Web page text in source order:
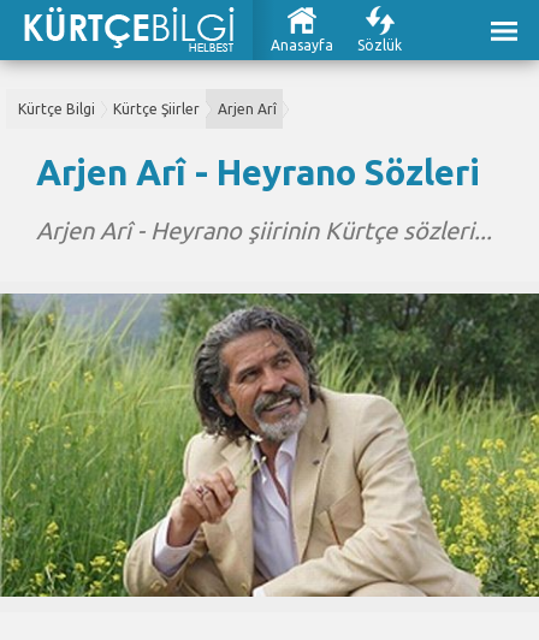
Anasayfa Sözlük
Kürtçe Bilgi Kürtçe Şiirler Arjen Arî
Arjen Arî - Heyrano Sözleri
Arjen Arî - Heyrano şiirinin Kürtçe sözleri...